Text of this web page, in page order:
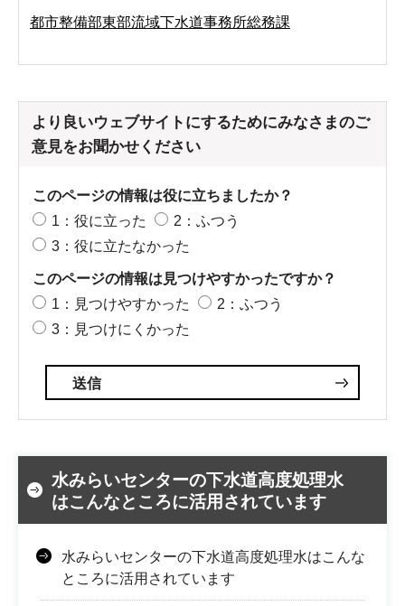
都市整備部東部流域下水道事務所総務課
より良いウェブサイトにするためにみなさまのご
意見をお聞かせください
このページの情報は役に立ちましたか？
1：役に立った
2：ふつう
3：役に立たなかった
このページの情報は見つけやすかったですか？
1：見つけやすかった
2：ふつう
3：見つけにくかった
水みらいセンターの下水道高度処理水
はこんなところに活用されています
水みらいセンターの下水道高度処理水はこんな
ところに活用されています